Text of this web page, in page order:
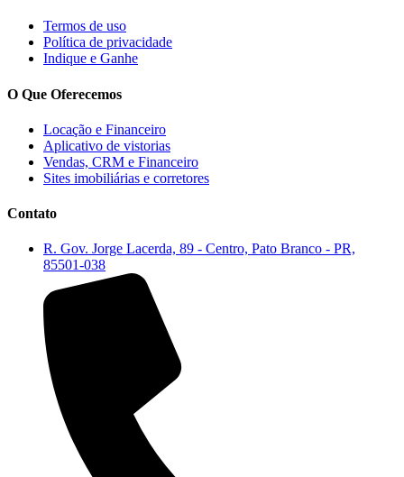
Termos de uso
Política de privacidade
Indique e Ganhe
O Que Oferecemos
Locação e Financeiro
Aplicativo de vistorias
Vendas, CRM e Financeiro
Sites imobiliárias e corretores
Contato
R. Gov. Jorge Lacerda, 89 - Centro, Pato Branco - PR,
85501-038